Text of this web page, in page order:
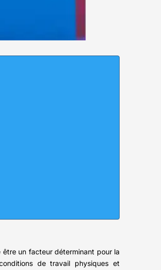
un facteur déterminant pour la
de travail physiques et